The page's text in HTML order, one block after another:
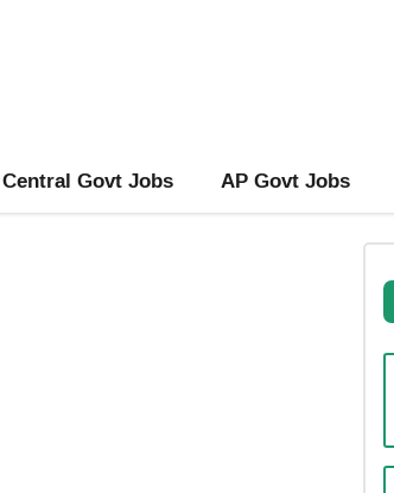
Central Govt Jobs AP Govt Jobs